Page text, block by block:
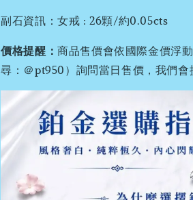
副石資訊：女戒 : 26顆/約0.05cts
價格提醒：商品售價會依國際金價浮
尋：＠pt950）詢問當日售價，我們會